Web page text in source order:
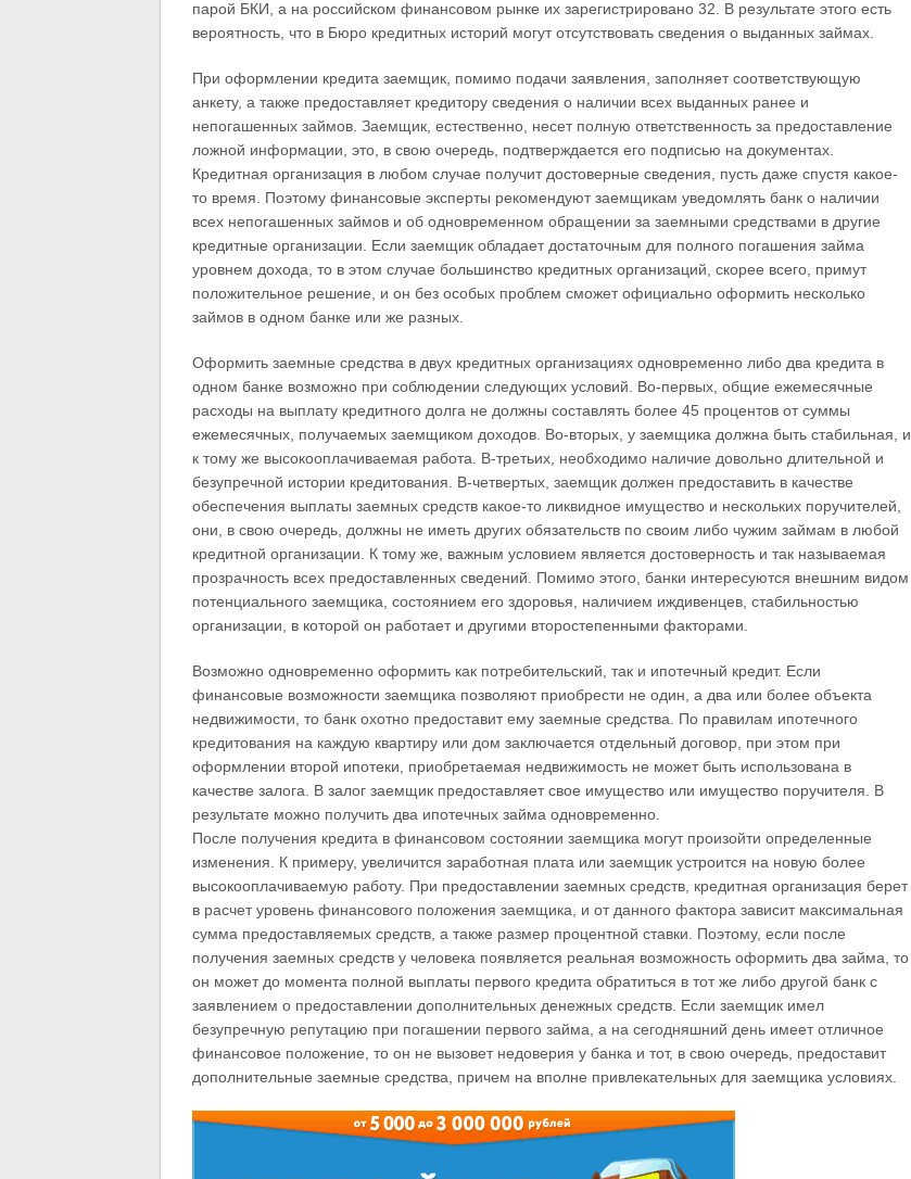
парой БКИ, а на российском финансовом рынке их зарегистрировано 32. В результате этого есть
вероятность, что в Бюро кредитных историй могут отсутствовать сведения о выданных займах.
При оформлении кредита заемщик, помимо подачи заявления, заполняет соответствующую
анкету, а также предоставляет кредитору сведения о наличии всех выданных ранее и
непогашенных займов. Заемщик, естественно, несет полную ответственность за предоставление
ложной информации, это, в свою очередь, подтверждается его подписью на документах.
Кредитная организация в любом случае получит достоверные сведения, пусть даже спустя какое-
то время. Поэтому финансовые эксперты рекомендуют заемщикам уведомлять банк о наличии
всех непогашенных займов и об одновременном обращении за заемными средствами в другие
кредитные организации. Если заемщик обладает достаточным для полного погашения займа
уровнем дохода, то в этом случае большинство кредитных организаций, скорее всего, примут
положительное решение, и он без особых проблем сможет официально оформить несколько
займов в одном банке или же разных.
Оформить заемные средства в двух кредитных организациях одновременно либо два кредита в
одном банке возможно при соблюдении следующих условий. Во-первых, общие ежемесячные
расходы на выплату кредитного долга не должны составлять более 45 процентов от суммы
ежемесячных, получаемых заемщиком доходов. Во-вторых, у заемщика должна быть стабильная, и
к тому же высокооплачиваемая работа. В-третьих, необходимо наличие довольно длительной и
безупречной истории кредитования. В-четвертых, заемщик должен предоставить в качестве
обеспечения выплаты заемных средств какое-то ликвидное имущество и нескольких поручителей,
они, в свою очередь, должны не иметь других обязательств по своим либо чужим займам в любой
кредитной организации. К тому же, важным условием является достоверность и так называемая
прозрачность всех предоставленных сведений. Помимо этого, банки интересуются внешним видом
потенциального заемщика, состоянием его здоровья, наличием иждивенцев, стабильностью
организации, в которой он работает и другими второстепенными факторами.
Возможно одновременно оформить как потребительский, так и ипотечный кредит. Если
финансовые возможности заемщика позволяют приобрести не один, а два или более объекта
недвижимости, то банк охотно предоставит ему заемные средства. По правилам ипотечного
кредитования на каждую квартиру или дом заключается отдельный договор, при этом при
оформлении второй ипотеки, приобретаемая недвижимость не может быть использована в
качестве залога. В залог заемщик предоставляет свое имущество или имущество поручителя. В
результате можно получить два ипотечных займа одновременно.
После получения кредита в финансовом состоянии заемщика могут произойти определенные
изменения. К примеру, увеличится заработная плата или заемщик устроится на новую более
высокооплачиваемую работу. При предоставлении заемных средств, кредитная организация берет
в расчет уровень финансового положения заемщика, и от данного фактора зависит максимальная
сумма предоставляемых средств, а также размер процентной ставки. Поэтому, если после
получения заемных средств у человека появляется реальная возможность оформить два займа, то
он может до момента полной выплаты первого кредита обратиться в тот же либо другой банк с
заявлением о предоставлении дополнительных денежных средств. Если заемщик имел
безупречную репутацию при погашении первого займа, а на сегодняшний день имеет отличное
финансовое положение, то он не вызовет недоверия у банка и тот, в свою очередь, предоставит
дополнительные заемные средства, причем на вполне привлекательных для заемщика условиях.